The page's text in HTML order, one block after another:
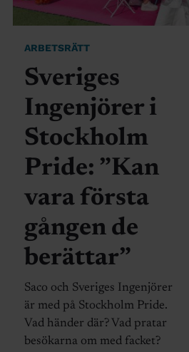
ARBETSRÄTT
Sveriges
Ingenjörer i
Stockholm
Pride: ”Kan
vara första
gången de
berättar”
Saco och Sveriges Ingenjörer
är med på Stockholm Pride.
Vad händer där? Vad pratar
besökarna om med facket?